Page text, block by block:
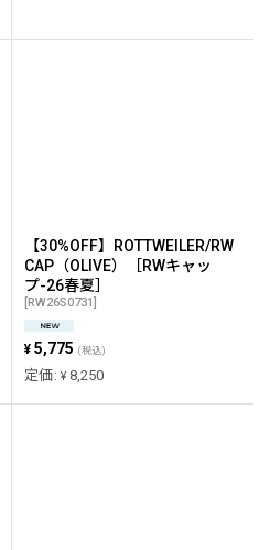
【30%OFF】ROTTWEILER/RW
CAP（OLIVE）［RWキャッ
プ-26春夏］
[RW26S0731]
¥ 5,775 (税込)
定価: ¥ 8,250